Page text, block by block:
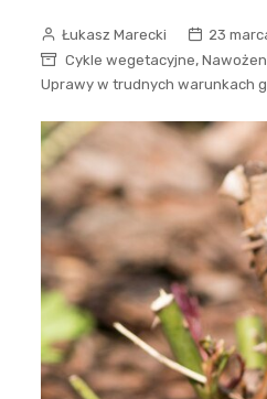
Łukasz Marecki
23
Cykle wegetacyjne,
Uprawy w trudnych warunkach